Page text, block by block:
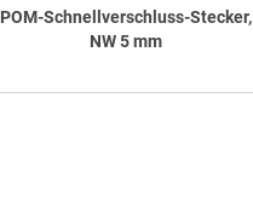
POM-Schnellverschluss-Stecker,
NW 5 mm